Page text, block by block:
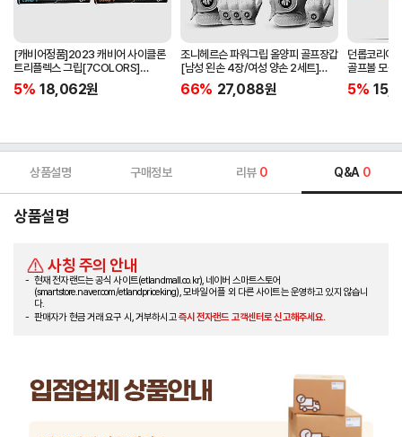
[캐비어정품]2023 캐비어 사이클론
트리플렉스 그립[7COLORS]
[라운드][39g/42g/46g/50g]
[R/S 토크]
5% 18,062원
조니헤르슨 파워그립 올양피 골프장갑
[남성 왼손 4장/여성 양손 2세트]
[화이트][케이스포함]
66% 27,088원
던롭코리아
골프볼 모
[2피스/12
5%
상품설명 구매정보 리뷰 0 Q&A 0
상품설명
사칭 주의 안내
현재 전자랜드는 공식 사이트(etlandmall.co.kr), 네이버 스마트스토어
(smartstore.naver.com/etlandpriceking), 모바일 어플 외 다른 사이트는 운영하고 있지 않습니
다.
판매자가 현금 거래 요구 시, 거부하시고즉시 전자랜드 고객센터로 신고해주세요.